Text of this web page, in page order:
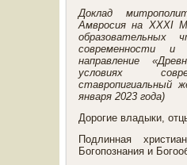
Доклад
Амвросия на XXXI
образовательных
современности и
направление
условиях
ставропигиальный
января 2023 года)
Дорогие владыки,
Подлинная
Богопознания и